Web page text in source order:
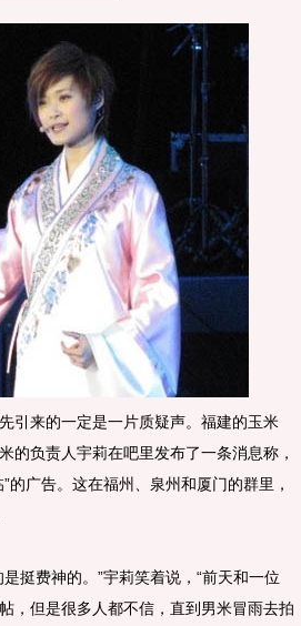
来的一定是一片质疑声。福建的玉米
的负责人宇莉在吧里发布了一条消息称，
的广告。这在福州、泉州和厦门的群里，
费神的。”宇莉笑着说，“前天和一位
，但是很多人都不信，直到男米冒雨去拍